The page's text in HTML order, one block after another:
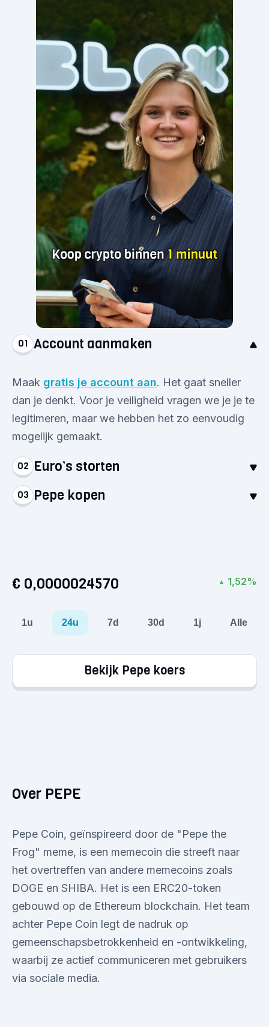
01 Account aanmaken
Maak gratis je account aan. Het gaat sneller
dan je denkt. Voor je veiligheid vragen we je je te
legitimeren, maar we hebben het zo eenvoudig
mogelijk gemaakt.
02 Euro’s storten
Stort euro’s via een betaalmethode naar keuze.
03 Pepe kopen
€ 0,0000024570 ▲ 1,52%
1u 24u 7d 30d 1j Alle
Bekijk Pepe koers
Over PEPE
Pepe Coin, geïnspireerd door de "Pepe the
Frog" meme, is een memecoin die streeft naar
het overtreffen van andere memecoins zoals
DOGE en SHIBA. Het is een ERC20-token
gebouwd op de Ethereum blockchain. Het team
achter Pepe Coin legt de nadruk op
gemeenschapsbetrokkenheid en -ontwikkeling,
waarbij ze actief communiceren met gebruikers
via sociale media.